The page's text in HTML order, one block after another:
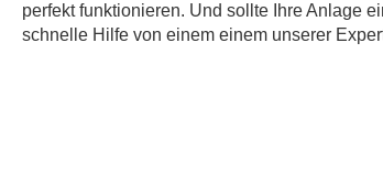
perfekt funktionieren. Und sollte Ihre Anlage
schnelle Hilfe von einem einem unserer